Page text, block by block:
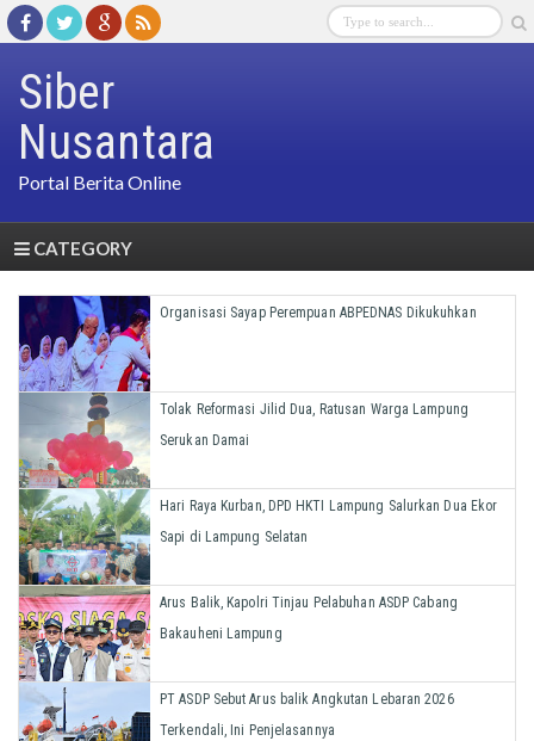
Siber
Nusantara
Portal Berita Online
CATEGORY
Organisasi Sayap Perempuan ABPEDNAS Dikukuhkan
Tolak Reformasi Jilid Dua, Ratusan Warga Lampung
Serukan Damai
Hari Raya Kurban, DPD HKTI Lampung Salurkan Dua Ekor
Sapi di Lampung Selatan
Arus Balik, Kapolri Tinjau Pelabuhan ASDP Cabang
Bakauheni Lampung
PT ASDP Sebut Arus balik Angkutan Lebaran 2026
Terkendali, Ini Penjelasannya